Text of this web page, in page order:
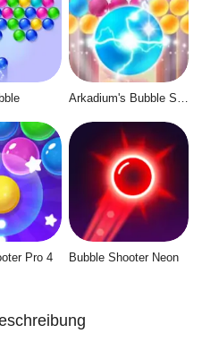
Pro 4 Bubble Shooter Neon